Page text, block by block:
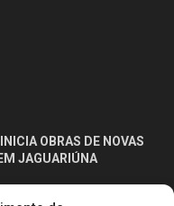
OBRAS DE NOVAS
JAGUARIÚNA